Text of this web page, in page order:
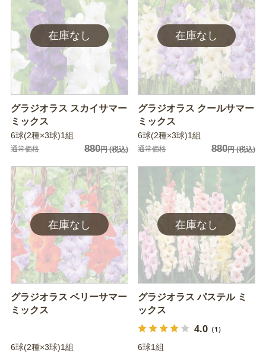
グラジオラス スカイサマー
ミックス
6球(2種×3球)1組
通常価格 880円(税込)
グラジオラス クールサマー
ミックス
6球(2種×3球)1組
通常価格 880円(税込)
グラジオラス ベリーサマー
ミックス
6球(2種×3球)1組
グラジオラス パステル ミ
ックス
4.0（1）
6球1組